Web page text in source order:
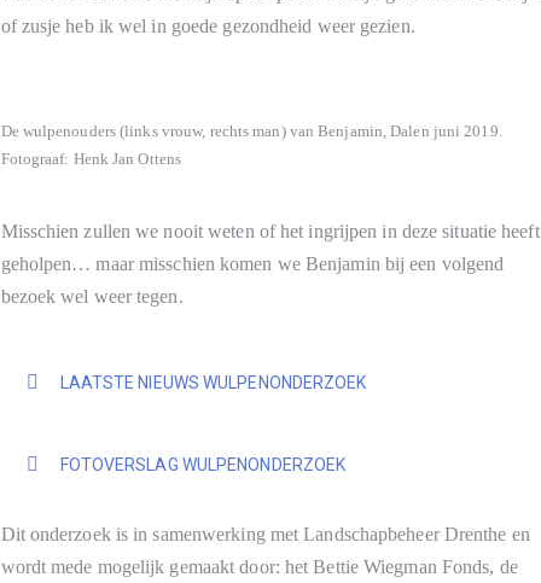
of zusje heb ik wel in goede gezondheid weer gezien.
De wulpenouders (links vrouw, rechts man) van Benjamin, Dalen juni 2019.
Fotograaf: Henk Jan Ottens
Misschien zullen we nooit weten of het ingrijpen in deze situatie heeft
geholpen… maar misschien komen we Benjamin bij een volgend
bezoek wel weer tegen.
LAATSTE NIEUWS WULPENONDERZOEK
FOTOVERSLAG WULPENONDERZOEK
Dit onderzoek is in samenwerking met Landschapbeheer Drenthe en
wordt mede mogelijk gemaakt door: het Bettie Wiegman Fonds, de